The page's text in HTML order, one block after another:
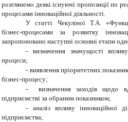
розглянемо деякі існуючі пропозиції по
процесами інноваційної діяльності.
У статті Чекуліної Т.А.
бізнес-процесами за розвитку
запропоновано наступні основні етапи
-
визначення значущості
процеси;
- виявлення пріоритетних
бізнес-процесу;
-
визначення заходів щодо
підприємстві за обраним показником;
-
аналіз впливу інноваційної
підприємства;